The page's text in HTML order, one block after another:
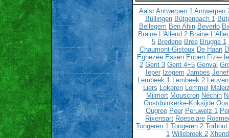
Aalst Antwerpen 1 Antwerpen
Büllingen Bütgenbach 1
Bellegem Ben Ahin Beverlo
Braine L'Alleud 2 Braine
5 Bredene Bree Brugge 1
Chaumont-Gistoux De Haan
Eghezée Essen Eupen Fize-
2 Gent 3 Gent 4+5 Genval
Ieper Izegem Jambes
Lembeek 1 Lembeek 2 Leuven
Liers Lokeren Lommel
Milmort Mouscron Néchin
Oostduinkerke-Koksijde
Ougree Peer Peruwelz 1
Rixensart Roeselare
Tongeren 1 Tongeren 2 Torhout
1 Willebroek 2